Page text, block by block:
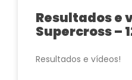
Resultados e
Supercross –
Resultados e vídeos!